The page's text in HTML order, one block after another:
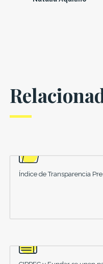
Índice de Transparencia